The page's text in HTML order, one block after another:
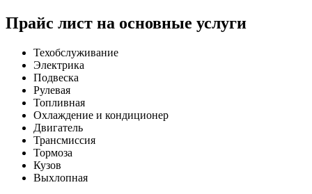
Прайс лист на основные услуги
Техобслуживание
Электрика
Подвеска
Рулевая
Топливная
Охлаждение и кондиционер
Двигатель
Трансмиссия
Тормоза
Кузов
Выхлопная